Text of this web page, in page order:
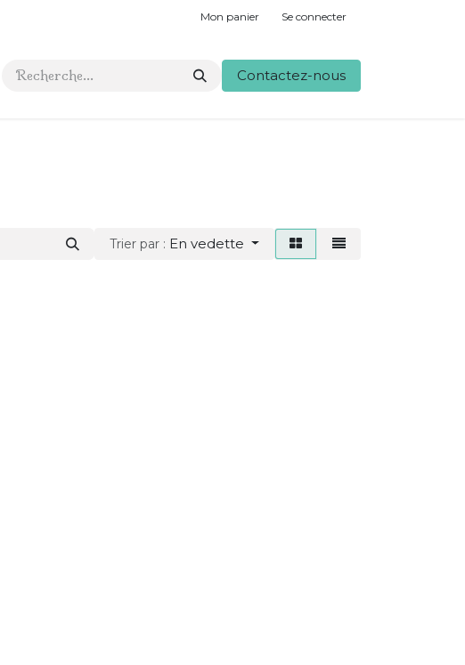
Mon panier Se connecter
Contactez-nous
Trier par : En vedette